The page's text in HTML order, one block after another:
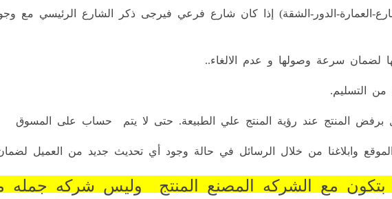
العمارة-الدور-الشقة) إذا كان شارع فرعي فيرجى ذكر الشارع الرئيسي مع
لضمان سرعة وصولها و عدم الالغاء..
من التسليم.
برفض المنتج عند رؤية المنتج علي الطبيعة. حتى لا يتم حساب على المسوق
وابلاغنا من خلال الرسائل في حالة وجود أي تحديث جديد من العميل لضمان
بتكون مع الشركه المصنع المنتج وليس شركه جمله